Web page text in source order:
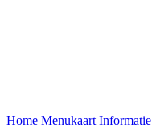
Home (huidige)
Menukaart Informatie